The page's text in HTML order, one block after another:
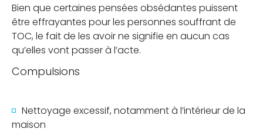
Bien que certaines pensées obsédantes puissent
être effrayantes pour les personnes souffrant de
TOC, le fait de les avoir ne signifie en aucun cas
qu’elles vont passer à l’acte.
Compulsions
Nettoyage excessif, notamment à l’intérieur de la
maison